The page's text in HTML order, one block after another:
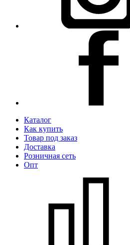
Каталог
Как купить
Товар под заказ
Доставка
Розничная сеть
Опт